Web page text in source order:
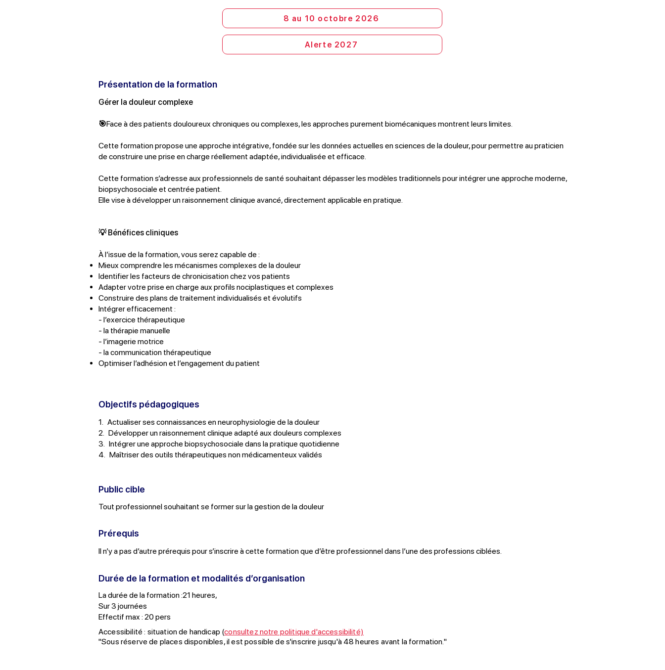
8 au 10 octobre 2026
Alerte 2027
Présentation de la formation
Gérer la douleur complexe
🎯Face à des patients douloureux chroniques ou complexes, les approches purement biomécaniques montrent leurs limites.
Cette formation propose une approche intégrative, fondée sur les données actuelles en sciences de la douleur, pour permettre au praticien
de construire une prise en charge réellement adaptée, individualisée et efficace.
Cette formation s’adresse aux professionnels de santé souhaitant dépasser les modèles traditionnels pour intégrer une approche moderne,
biopsychosociale et centrée patient.
Elle vise à développer un raisonnement clinique avancé, directement applicable en pratique.
💡Bénéfices cliniques
À l’issue de la formation, vous serez capable de :
Mieux comprendre les mécanismes complexes de la douleur
Identifier les facteurs de chronicisation chez vos patients
Adapter votre prise en charge aux profils nociplastiques et complexes
Construire des plans de traitement individualisés et évolutifs
Intégrer efficacement :
- l’exercice thérapeutique
- la thérapie manuelle
- l’imagerie motrice
- la communication thérapeutique
Optimiser l’adhésion et l’engagement du patient
Objectifs pédagogiques
1. Actualiser ses connaissances en neurophysiologie de la douleur
2. Développer un raisonnement clinique adapté aux douleurs complexes
3. Intégrer une approche biopsychosociale dans la pratique quotidienne
4. Maîtriser des outils thérapeutiques non médicamenteux validés
Public cible
Tout professionnel souhaitant se former sur la gestion de la douleur
Prérequis
Il n’y a pas d’autre prérequis pour s’inscrire à cette formation que d’être professionnel dans l’une des professions ciblées.
Durée de la formation et modalités d’organisation
La durée de la formation :21 heures,
Sur 3 journées
Effectif max : 20 pers
Accessibilité : situation de handicap (consultez notre politique d'accessibilité)
"Sous réserve de places disponibles, il est possible de s'inscrire jusqu'à 48 heures avant la formation."